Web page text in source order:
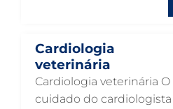
ACUPUNTURA VETERINÁRIA EM
VETERINÁRIO PARA GATOS
VETERINÁRIO PARA CACHORROS
VETERINÁRIO DE ANIMAIS
Cardiologia
veterinária
Cardiologia veterinária O
cuidado do cardiologista